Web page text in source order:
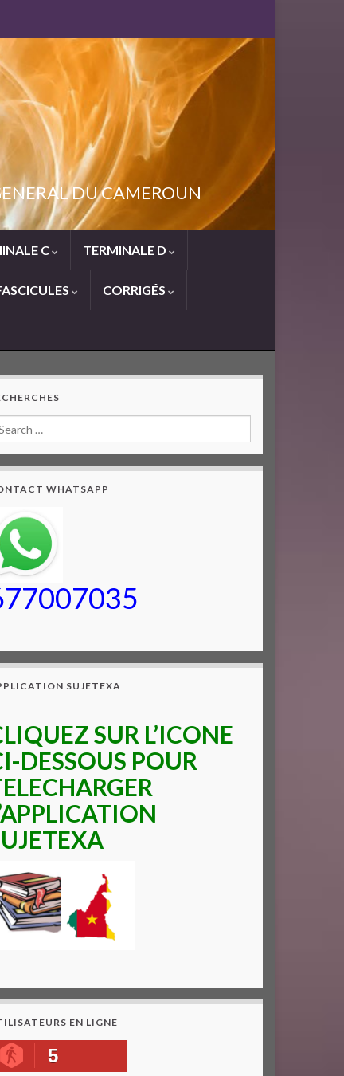
DU CAMEROUN
C TERMINALE D
CORRIGÉS
WHATSAPP
SUJETEXA
SUR L’ICONE
DESSOUS POUR
EN LIGNE
5